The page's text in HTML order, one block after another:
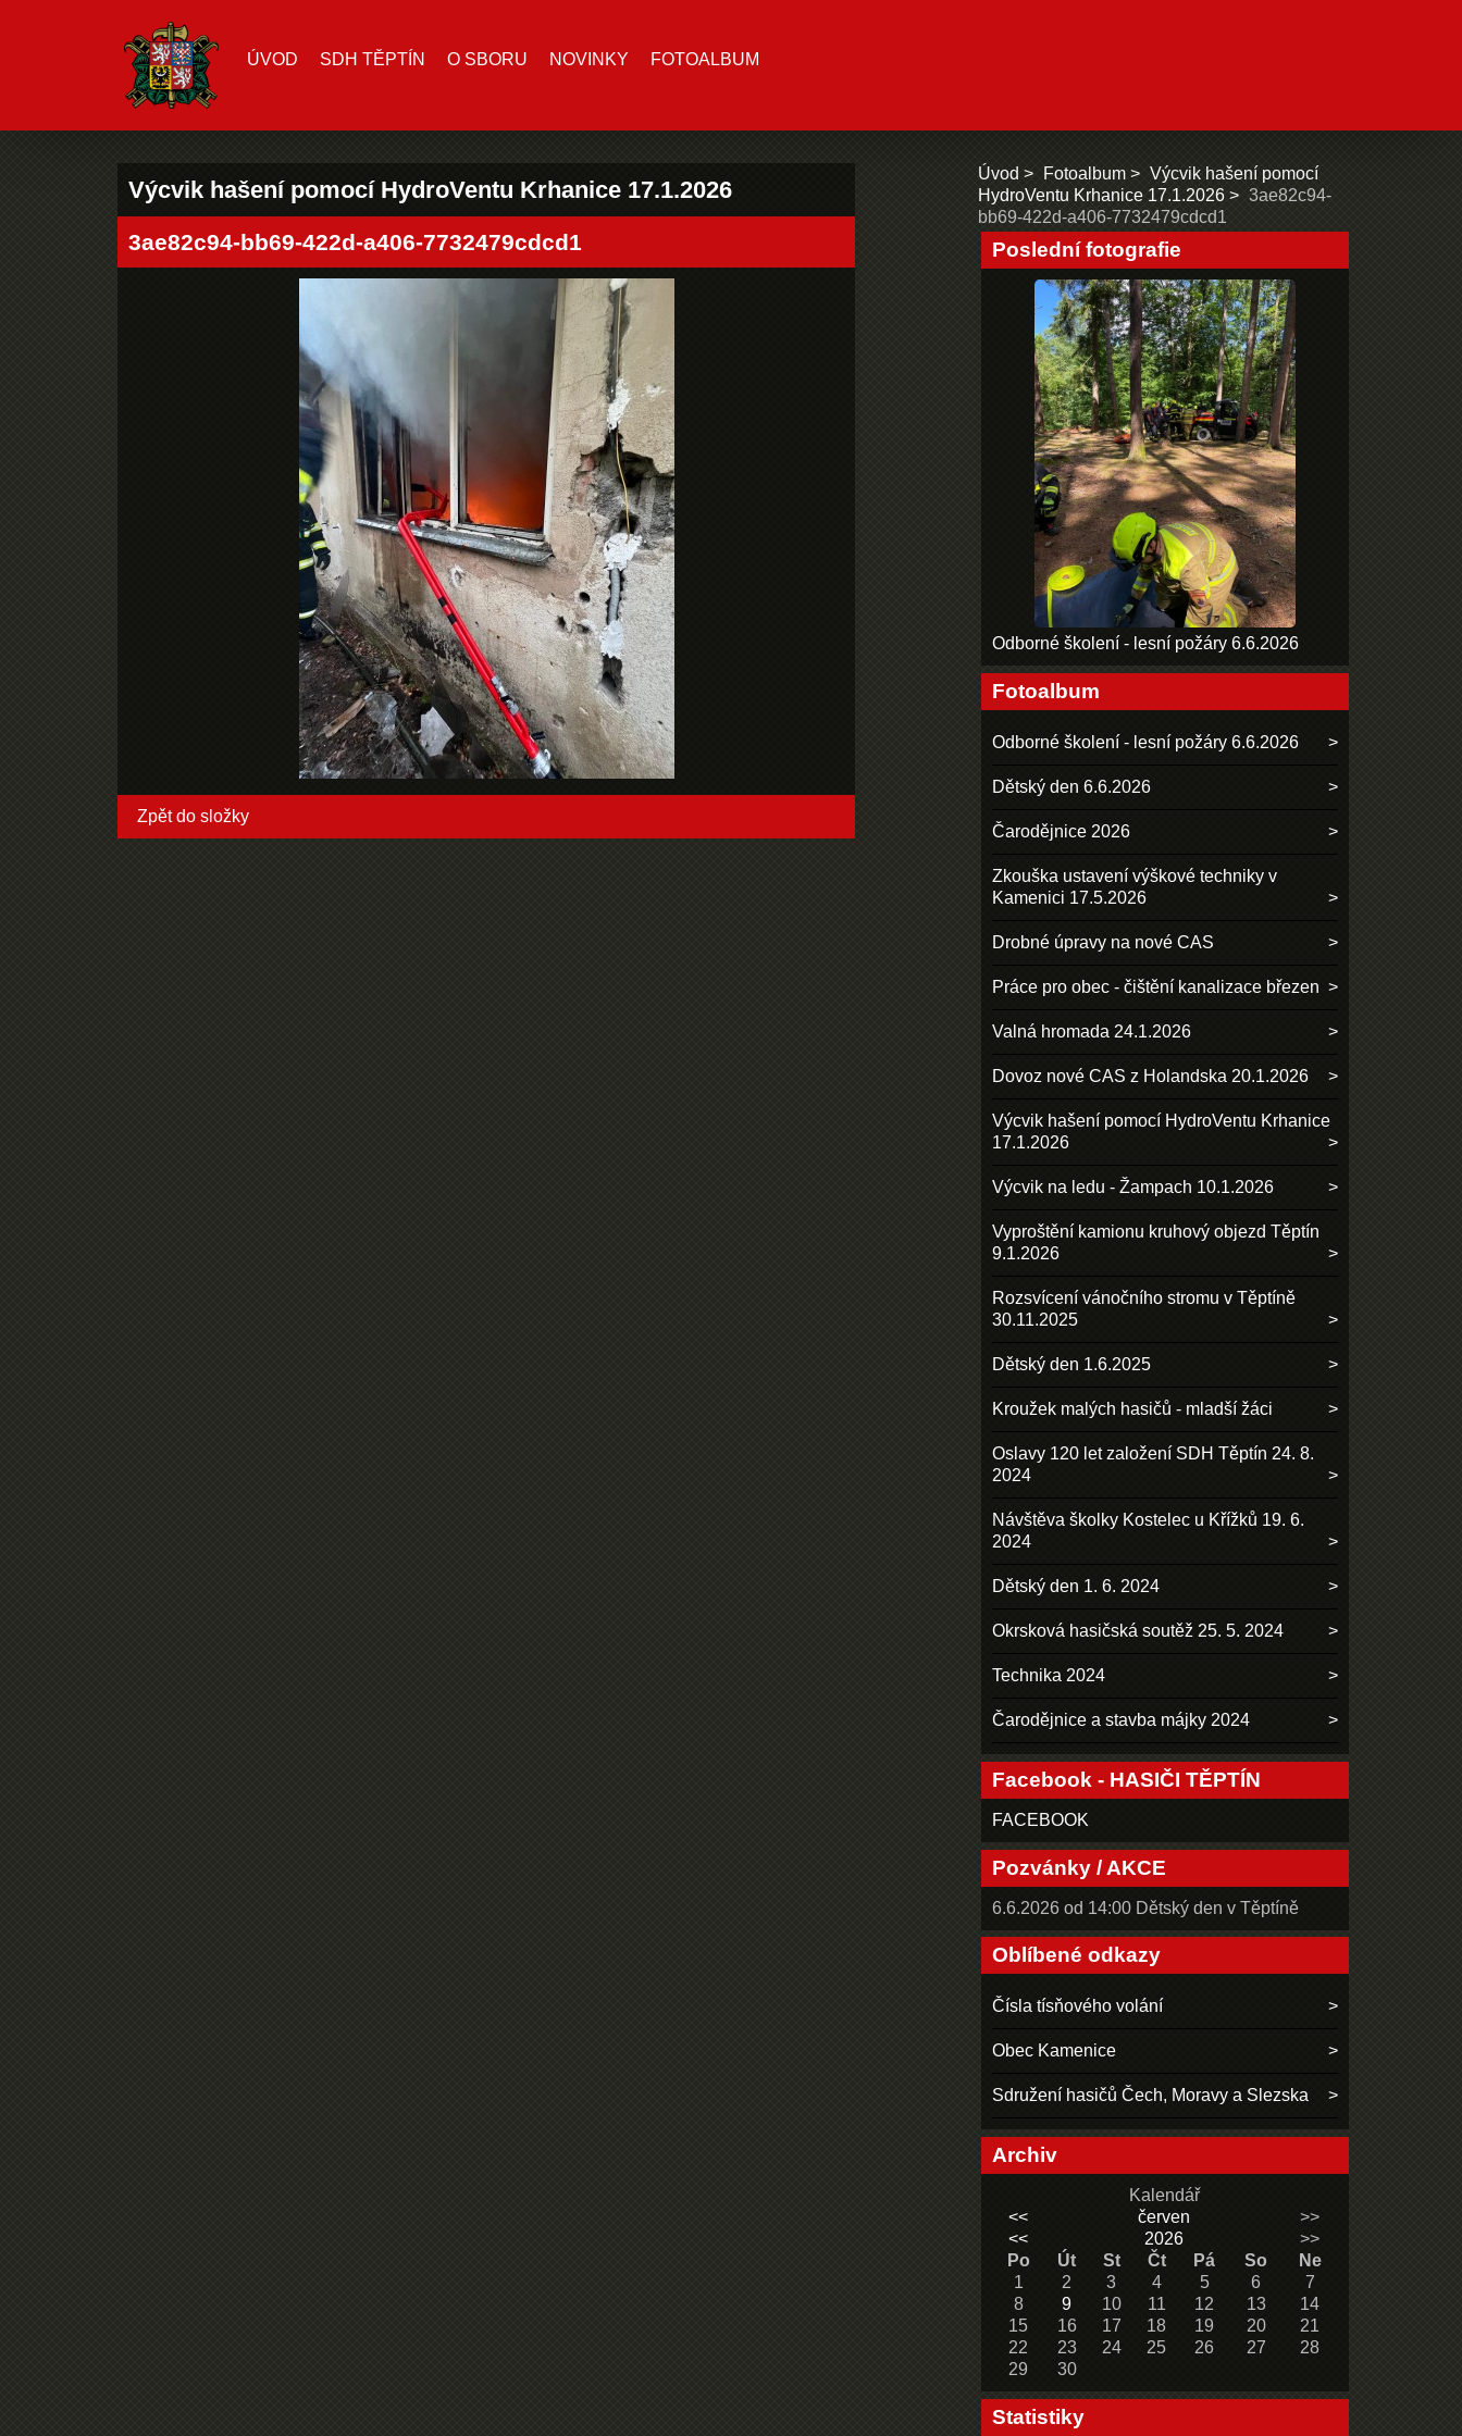
ÚVOD SDH TĚPTÍN O SBORU NOVINKY FOTOALBUM
Výcvik hašení pomocí HydroVentu Krhanice 17.1.2026
3ae82c94-bb69-422d-a406-7732479cdcd1
Zpět do složky
Úvod Fotoalbum
Výcvik hašení pomocí
HydroVentu Krhanice 17.1.2026
3ae82c94-
bb69-422d-a406-7732479cdcd1
Poslední fotografie
Odborné školení - lesní požáry 6.6.2026
Fotoalbum
Odborné školení - lesní požáry 6.6.2026
Dětský den 6.6.2026
Čarodějnice 2026
Zkouška ustavení výškové techniky v
Kamenici 17.5.2026
Drobné úpravy na nové CAS
Práce pro obec - čištění kanalizace březen
Valná hromada 24.1.2026
Dovoz nové CAS z Holandska 20.1.2026
Výcvik hašení pomocí HydroVentu Krhanice
17.1.2026
Výcvik na ledu - Žampach 10.1.2026
Vyproštění kamionu kruhový objezd Těptín
9.1.2026
Rozsvícení vánočního stromu v Těptíně
30.11.2025
Dětský den 1.6.2025
Kroužek malých hasičů - mladší žáci
Oslavy 120 let založení SDH Těptín 24. 8.
2024
Návštěva školky Kostelec u Křížků 19. 6.
2024
Dětský den 1. 6. 2024
Okrsková hasičská soutěž 25. 5. 2024
Technika 2024
Čarodějnice a stavba májky 2024
Facebook - HASIČI TĚPTÍN
FACEBOOK
Pozvánky / AKCE
6.6.2026 od 14:00 Dětský den v Těptíně
Oblíbené odkazy
Čísla tísňového volání
Obec Kamenice
Sdružení hasičů Čech, Moravy a Slezska
Archiv
Kalendář
<<
červen
>>
<<
2026
>>
Po
Út St Čt Pá So
Ne
1
2 3 4 5 6
7
8
9 10 11 12 13
14
15
16 17 18 19 20
21
22
23 24 25 26 27
28
29
30
Statistiky